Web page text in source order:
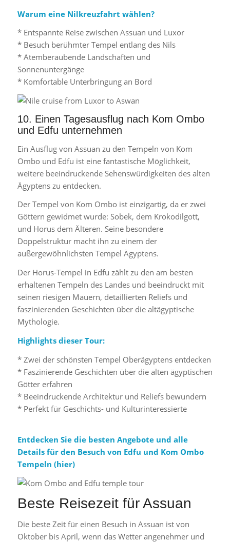
Warum eine Nilkreuzfahrt wählen?
* Entspannte Reise zwischen Assuan und Luxor
* Besuch berühmter Tempel entlang des Nils
* Atemberaubende Landschaften und
Sonnenuntergänge
* Komfortable Unterbringung an Bord
10. Einen Tagesausflug nach Kom Ombo
und Edfu unternehmen
Ein Ausflug von Assuan zu den Tempeln von Kom
Ombo und Edfu ist eine fantastische Möglichkeit,
weitere beeindruckende Sehenswürdigkeiten des alten
Ägyptens zu entdecken.
Der Tempel von Kom Ombo ist einzigartig, da er zwei
Göttern gewidmet wurde: Sobek, dem Krokodilgott,
und Horus dem Älteren. Seine besondere
Doppelstruktur macht ihn zu einem der
außergewöhnlichsten Tempel Ägyptens.
Der Horus-Tempel in Edfu zählt zu den am besten
erhaltenen Tempeln des Landes und beeindruckt mit
seinen riesigen Mauern, detaillierten Reliefs und
faszinierenden Geschichten über die altägyptische
Mythologie.
Highlights dieser Tour:
* Zwei der schönsten Tempel Oberägyptens entdecken
* Faszinierende Geschichten über die alten ägyptischen
Götter erfahren
* Beeindruckende Architektur und Reliefs bewundern
* Perfekt für Geschichts- und Kulturinteressierte
Entdecken Sie die besten Angebote und alle
Details für den Besuch von Edfu und Kom Ombo
Tempeln (hier)
Beste Reisezeit für Assuan
Die beste Zeit für einen Besuch in Assuan ist von
Oktober bis April, wenn das Wetter angenehmer und